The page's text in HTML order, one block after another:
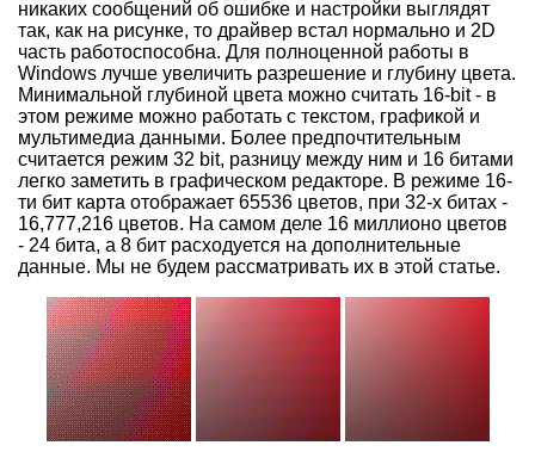
никаких сообщений об ошибке и настройки выглядят
так, как на рисунке, то драйвер встал нормально и 2D
часть работоспособна. Для полноценной работы в
Windows лучше увеличить разрешение и глубину цвета.
Минимальной глубиной цвета можно считать 16-bit - в
этом режиме можно работать с текстом, графикой и
мультимедиа данными. Более предпочтительным
считается режим 32 bit, разницу между ним и 16 битами
легко заметить в графическом редакторе. В режиме 16-
ти бит карта отображает 65536 цветов, при 32-х битах -
16,777,216 цветов. На самом деле 16 миллионо цветов
- 24 бита, а 8 бит расходуется на дополнительные
данные. Мы не будем рассматривать их в этой статье.